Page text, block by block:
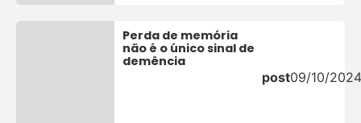
Perda de memória
não é o único sinal de
demência
post09/10/